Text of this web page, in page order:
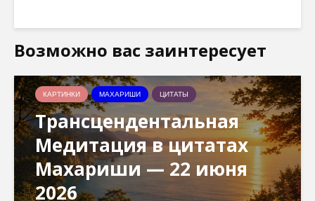
Возможно вас заинтересует
КАРТИНКИ МАХАРИШИ ЦИТАТЫ
Трансцендентальная
Медитация в цитатах
Махариши — 22 июня
2026